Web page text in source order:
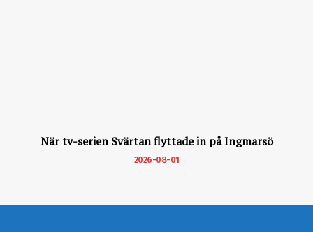
När tv-serien Svärtan flyttade in på Ingmarsö
2026-08-01